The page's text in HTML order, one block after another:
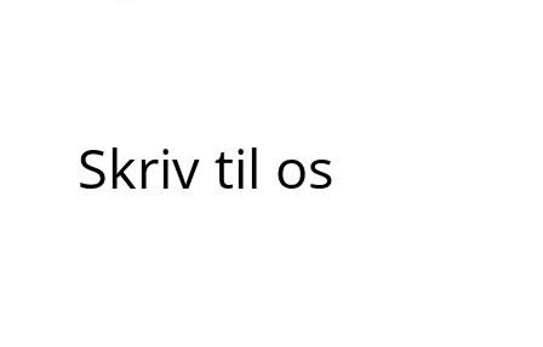
Skriv til os